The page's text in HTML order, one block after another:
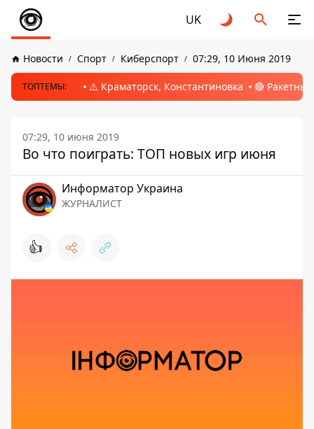
UK
Новости Спорт Киберспорт 07:29, 10 Июня 2019
ТОПТЕМЫ: ⚠️ Краматорск, Константиновка 🔴
07:29, 10 июня 2019
Во что поиграть: ТОП новых игр июня
Информатор Украина
ЖУРНАЛИСТ
👍